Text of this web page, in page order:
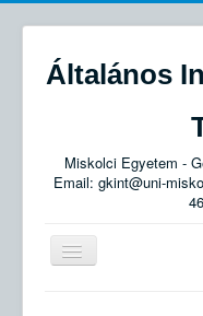
Általános
Miskolci Egyetem -
Email: gkint@uni-
Navigáció
váltása